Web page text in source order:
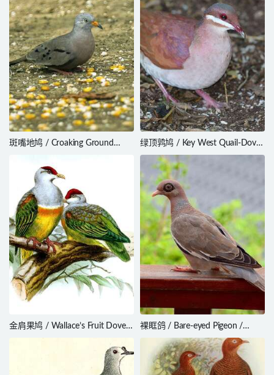
斑嘴地鸠 / Croaking Ground
绿顶鹑鸠 / Key West Quail-Dove
/ Geotrygon chrysia
金肩果鸠 / Wallace’s Fruit Dove /
Ptilinopus wallacii
裸眶鸽 / Bare-eyed Pigeon /
Patagioenas corensis